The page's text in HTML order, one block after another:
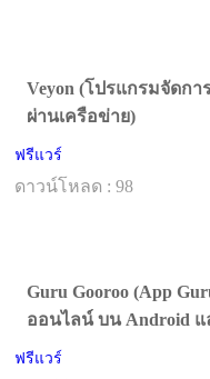
Veyon (โปรแกรมจัดก
ผ่านเครือข่าย)
ฟรีแวร์
ดาวน์โหลด : 98
Guru Gooroo (App
ออนไลน์ บน Android แ
ฟรีแวร์